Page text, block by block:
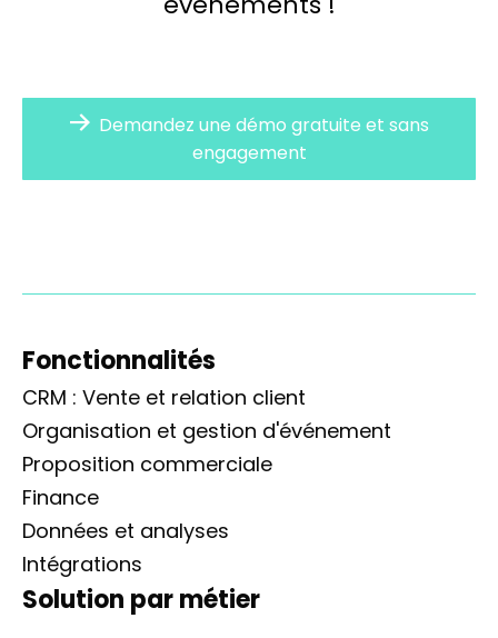
Demandez une démo gratuite et sans
engagement
Fonctionnalités
CRM : Vente et relation client
Organisation et gestion d'événement
Proposition commerciale
Finance
Données et analyses
Intégrations
Solution par métier